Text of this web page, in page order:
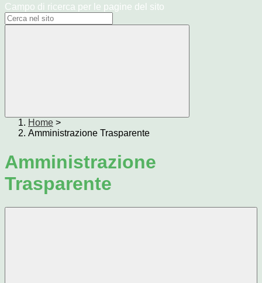
Campo di ricerca per le pagine del sito
Home >
Amministrazione Trasparente
Amministrazione
Trasparente